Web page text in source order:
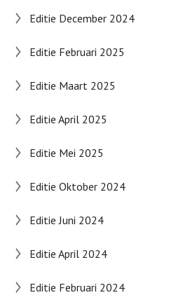
Editie December 2024
Editie Februari 2025
Editie Maart 2025
Editie April 2025
Editie Mei 2025
Editie Oktober 2024
Editie Juni 2024
Editie April 2024
Editie Februari 2024